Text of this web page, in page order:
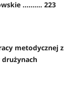
.......... 223
metodycznej z